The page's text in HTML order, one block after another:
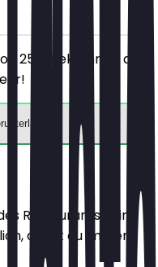
25€ bekommst du
Restaurants. Wir
damit du immer